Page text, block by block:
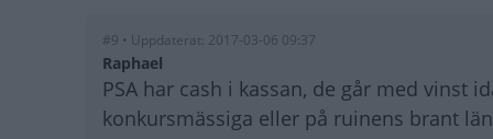
#9 • Uppdaterat: 2017-03-06 09:37
Raphael
PSA har cash i kassan, de går med vinst
konkursmässiga eller på ruinens brant